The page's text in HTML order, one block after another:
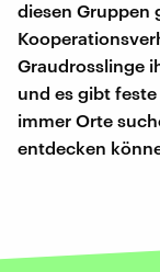
diesen Gruppen
Graudrosslinge
und es gibt
immer Orte
entdecken